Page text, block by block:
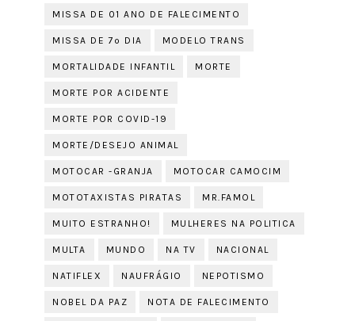
MISSA DE 01 ANO DE FALECIMENTO
MISSA DE 7º DIA MODELO TRANS
MORTALIDADE INFANTIL MORTE
MORTE POR ACIDENTE
MORTE POR COVID-19
MORTE/DESEJO ANIMAL
MOTOCAR -GRANJA MOTOCAR CAMOCIM
MOTOTAXISTAS PIRATAS MR.FAMOL
MUITO ESTRANHO! MULHERES NA POLITICA
MULTA MUNDO NA TV NACIONAL
NATIFLEX NAUFRÁGIO NEPOTISMO
NOBEL DA PAZ NOTA DE FALECIMENTO